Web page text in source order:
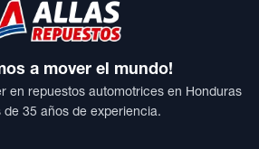
a mover el mundo!
en repuestos automotrices en Honduras
de 35 años de experiencia.